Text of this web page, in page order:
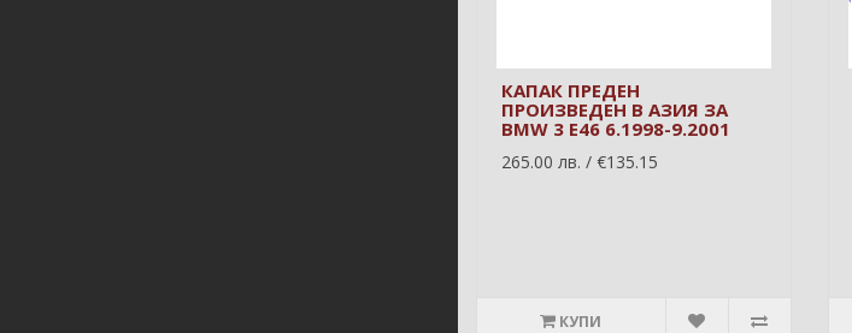
КАПАК ПРЕДЕН
ПРОИЗВЕДЕН В АЗИЯ ЗА
BMW 3 E46 6.1998-9.2001
265.00 лв. / €135.15
КУПИ